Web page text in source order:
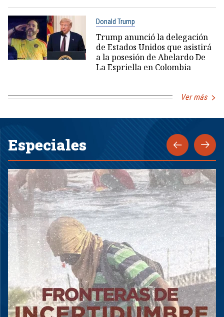
Donald Trump
Trump anunció la delegación
de Estados Unidos que asistirá
a la posesión de Abelardo De
La Espriella en Colombia
Ver más
Especiales